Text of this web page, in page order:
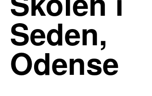
Seden,
Odense